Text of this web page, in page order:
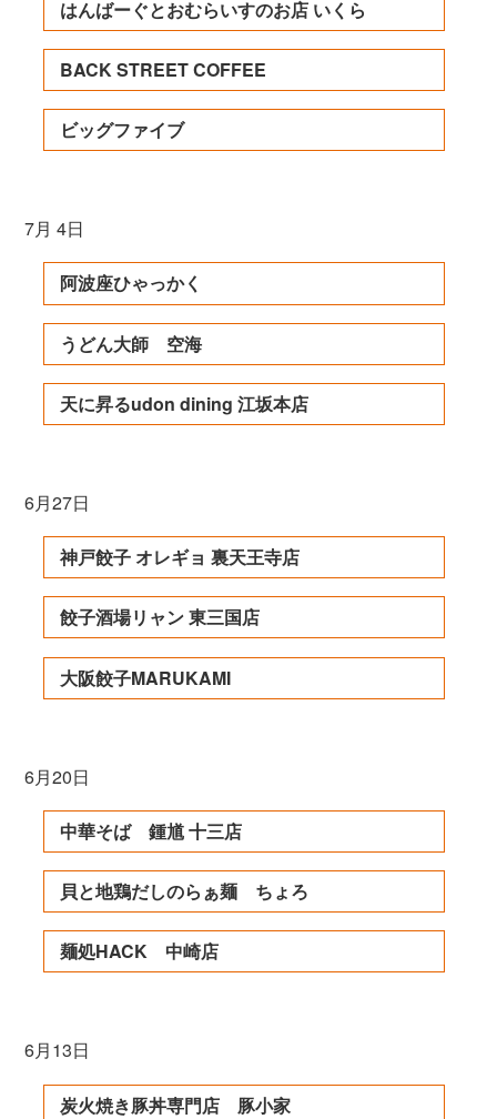
はんばーぐとおむらいすのお店 いくら
BACK STREET COFFEE
ビッグファイブ
7月 4日
阿波座ひゃっかく
うどん大師 空海
天に昇るudon dining 江坂本店
6月27日
神戸餃子 オレギョ 裏天王寺店
餃子酒場リャン 東三国店
大阪餃子MARUKAMI
6月20日
中華そば 鍾馗 十三店
貝と地鶏だしのらぁ麺 ちょろ
麺処HACK 中崎店
6月13日
炭火焼き豚丼専門店 豚小家